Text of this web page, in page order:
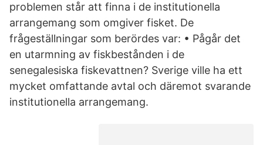
problemen står att finna i de institutionella
arrangemang som omgiver fisket. De
frågeställningar som berördes var: • Pågår det
en utarmning av fiskbestånden i de
senegalesiska fiskevattnen? Sverige ville ha ett
mycket omfattande avtal och däremot svarande
institutionella arrangemang.